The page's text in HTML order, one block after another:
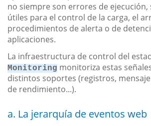
no siempre son errores de ejecución,
útiles para el control de la carga, el
procedimientos de alerta o de
aplicaciones.
La infraestructura de control del
Monitoring monitoriza estas
distintos soportes (registros,
de rendimiento...).
a. La jerarquía de eventos web